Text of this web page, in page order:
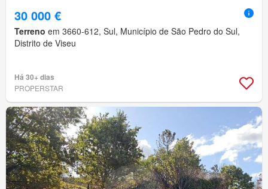
30 000 €
Terreno em 3660-612, Sul, Município de São Pedro do Sul,
Distrito de Viseu
Há 30+ dias
PROPERSTAR